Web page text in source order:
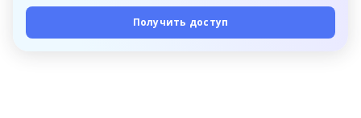
Получить доступ